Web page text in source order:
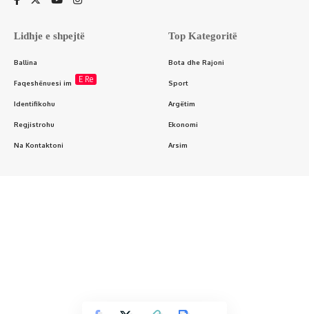
Lidhje e shpejtë
Ballina
Faqeshënuesi im E Re
Identifikohu
Regjistrohu
Na Kontaktoni
Top Kategoritë
Bota dhe Rajoni
Sport
Argëtim
Ekonomi
Arsim